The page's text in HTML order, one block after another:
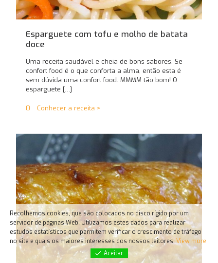
Esparguete com tofu e molho de batata
doce
Uma receita saudável e cheia de bons sabores. Se
confort food é o que conforta a alma, então esta é
sem dúvida uma confort food. MMMM tão bom! O
esparguete […]
0 Conhecer a receita >
Recolhemos cookies, que são colocados no disco rígido por um
servidor de páginas Web. Utilizamos estes dados para realizar
estudos estatísticos que permitem verificar o crescimento de tráfego
no site e quais os maiores interesses dos nossos leitores.View more
Aceitar